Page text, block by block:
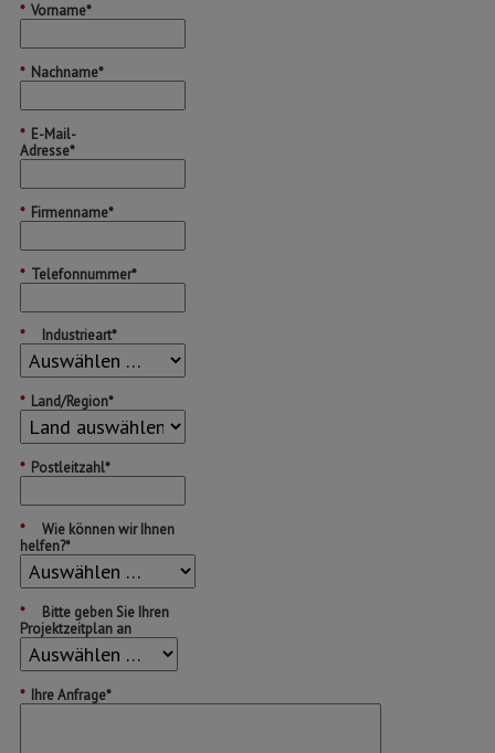
* Vorname*
* Nachname*
* E-Mail-
Adresse*
* Firmenname*
* Telefonnummer*
* Industrieart*
* Land/Region*
* Postleitzahl*
*
Wie können wir Ihnen
helfen?*
*
Bitte geben Sie Ihren
Projektzeitplan an
* Ihre Anfrage*